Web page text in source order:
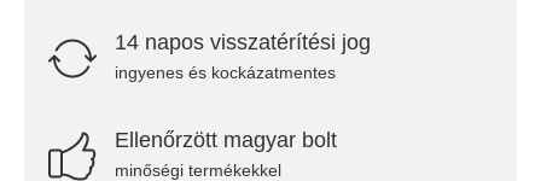
14 napos visszatérítési jog
ingyenes és kockázatmentes
Ellenőrzött magyar bolt
minőségi termékekkel